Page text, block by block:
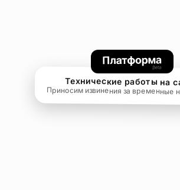
Технические работы на
Приносим извинения за временные